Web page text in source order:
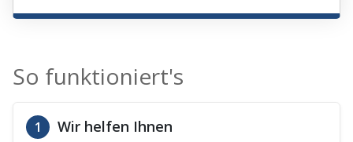
So funktioniert's
1 Wir helfen Ihnen